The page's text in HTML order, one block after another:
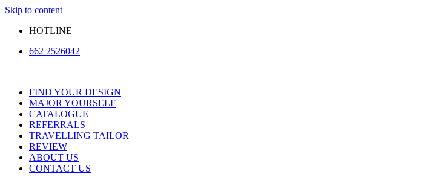
Skip to content
HOTLINE
662 2526042
FIND YOUR DESIGN
MAJOR YOURSELF
CATALOGUE
REFERRALS
TRAVELLING TAILOR
REVIEW
ABOUT US
CONTACT US